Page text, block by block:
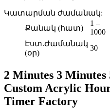
Կատարման ժամանակ:
Քանակ (հատ)
1 –
1000
Էստ.Ժամանակ
(օր)
30
2 Minutes 3 Minutes
Custom Acrylic
Timer Factory